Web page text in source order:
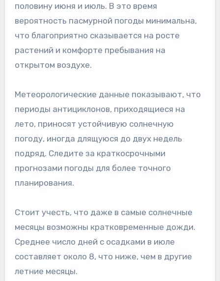
половину июня и июль. В это время
вероятность пасмурной погоды минимальна,
что благоприятно сказывается на росте
растений и комфорте пребывания на
открытом воздухе.
Метеорологические данные показывают, что
периоды антициклонов, приходящиеся на
лето, приносят устойчивую солнечную
погоду, иногда длящуюся до двух недель
подряд. Следите за краткосрочными
прогнозами погоды для более точного
планирования.
Стоит учесть, что даже в самые солнечные
месяцы возможны кратковременные дожди.
Среднее число дней с осадками в июле
составляет около 8, что ниже, чем в другие
летние месяцы.